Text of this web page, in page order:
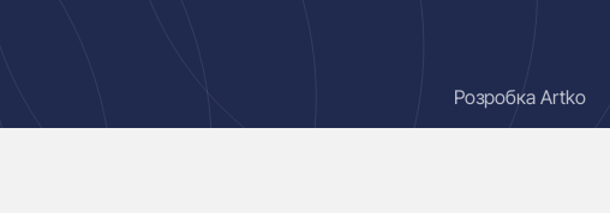
Розробка Artko